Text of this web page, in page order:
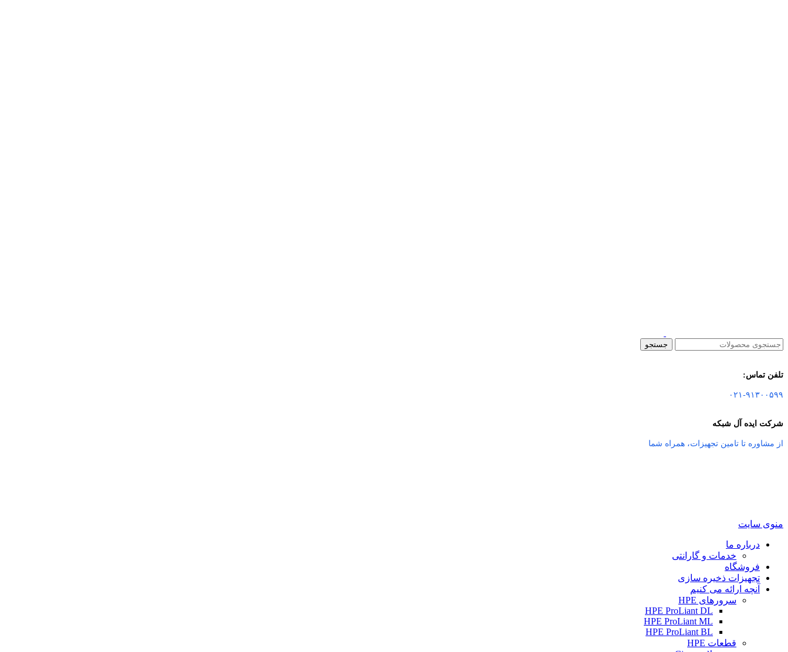
جستجو
تلفن تماس:
۰۲۱-۹۱۳۰۰۵۹۹
شرکت ایده آل شبکه
از مشاوره تا تامین تجهیزات، همراه شما
منوی سایت
درباره ما
خدمات و گارانتی
فروشگاه
تجهیزات ذخیره سازی
آنچه ارائه می کنیم
سرورهای HPE
HPE ProLiant DL
HPE ProLiant ML
HPE ProLiant BL
قطعات HPE